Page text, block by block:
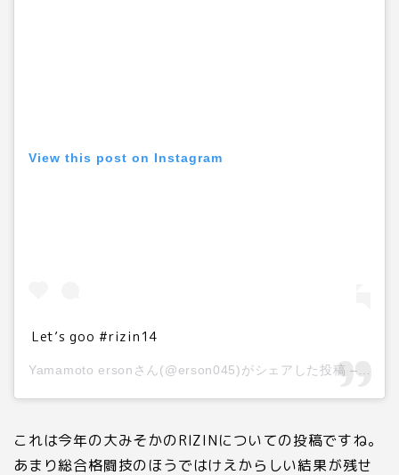
View this post on Instagram
Let’s goo #rizin14
Yamamoto ersonさん(@erson045)がシェアした投稿 –2018
これは今年の大みそかのRIZINについての投稿ですね。
あまり総合格闘技のほうではけえからしい結果が残せ